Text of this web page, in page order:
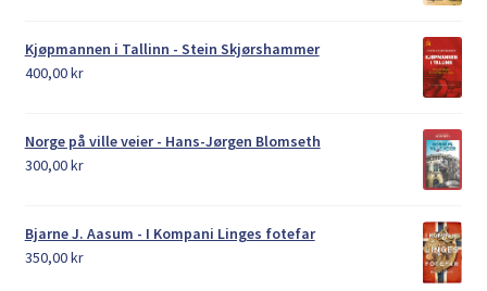
Kjøpmannen i Tallinn - Stein Skjørshammer
400,00kr
Norge på ville veier - Hans-Jørgen Blomseth
300,00kr
Bjarne J. Aasum - I Kompani Linges fotefar
350,00kr